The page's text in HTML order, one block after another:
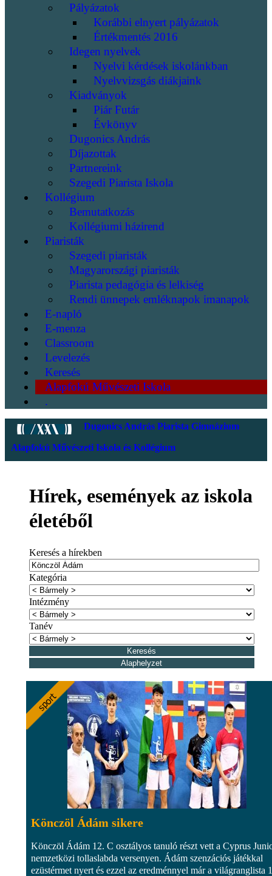
Pályázatok
Korábbi elnyert pályázatok
Értékmentés 2016
Idegen nyelvek
Nyelvi kérdések iskolánkban
Nyelvvizsgás diákjaink
Kiadványok
Piár Futár
Évkönyv
Dugonics András
Díjazottak
Partnereink
Szegedi Piarista Iskola
Kollégium
Bemutatkozás
Kollégiumi házirend
Piaristák
Szegedi piaristák
Magyarországi piaristák
Piarista pedagógia és lelkiség
Rendi ünnepek emléknapok imanapok
E-napló
E-menza
Classroom
Levelezés
Keresés
Alapfokú Művészeti Iskola
.
Dugonics András Piarista Gimnázium
Alapfokú Művészeti Iskola és Kollégium
Hírek, események az iskola
életéből
Keresés a hírekben
Kategória
Intézmény
Tanév
Könczöl Ádám sikere
Könczöl Ádám 12. C osztályos tanuló részt vett a Cyprus
nemzetközi tollaslabda versenyen. Ádám szenzációs játékkal
ezüstérmet nyert és ezzel az eredménnyel már a világranglista